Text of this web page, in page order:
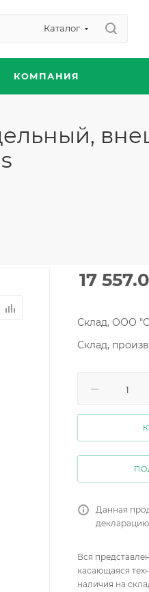
Каталог
КОМПАНИЯ
17
Склад, ООО
Склад,
Данная
декларацию
Вся
касающаяся
наличия на